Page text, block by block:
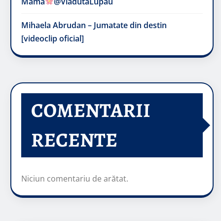
Mihaela Abrudan – Jumatate din destin
[videoclip oficial]
COMENTARII
RECENTE
Niciun comentariu de arătat.